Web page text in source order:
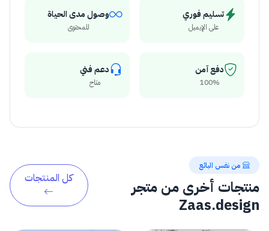
تسليم فوري
على الإيميل
وصول مدى الحياة
للمحتوى
دفع آمن
100%
دعم فني
متاح
من نفس البائع
منتجات أخرى من متجر
Zaas.design
كل المنتجات